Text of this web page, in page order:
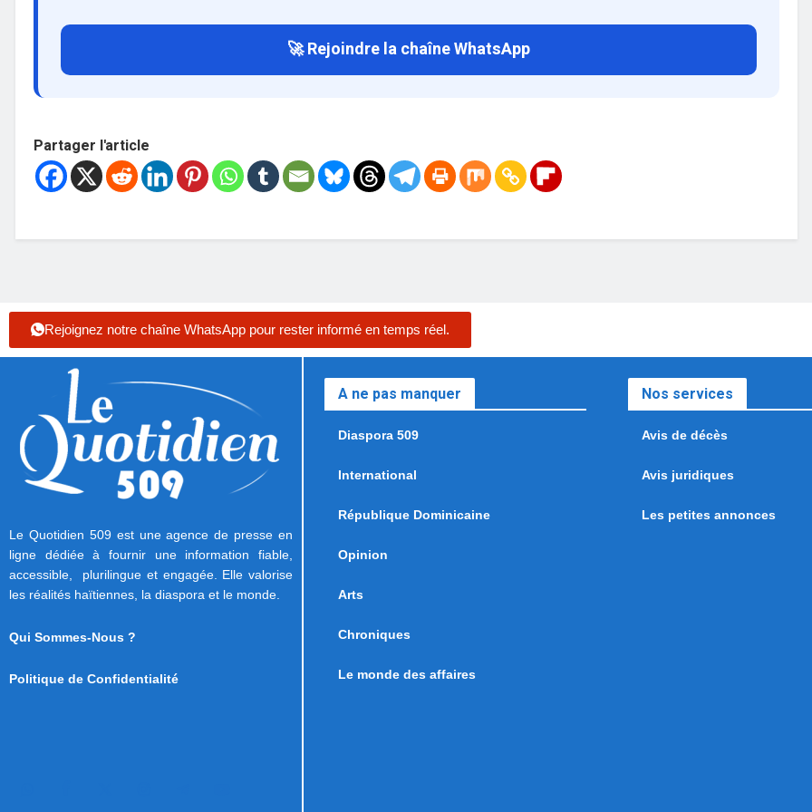
🚀 Rejoindre la chaîne WhatsApp
Partager l'article
Rejoignez notre chaîne WhatsApp pour rester informé en temps réel.
Le Quotidien 509 est une agence de presse en
ligne dédiée à fournir une information fiable,
accessible, plurilingue et engagée. Elle valorise
les réalités haïtiennes, la diaspora et le monde.
Qui Sommes-Nous ?
Politique de Confidentialité
A ne pas manquer
Diaspora 509
International
République Dominicaine
Opinion
Arts
Chroniques
Le monde des affaires
Nos services
Avis de décès
Avis juridiques
Les petites annonces